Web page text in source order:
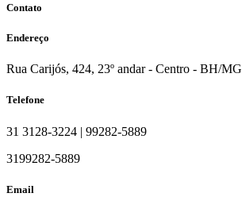
Contato
Endereço
Rua Carijós, 424, 23º andar - Centro - BH/MG
Telefone
31 3128-3224 | 99282-5889
3199282-5889
Email